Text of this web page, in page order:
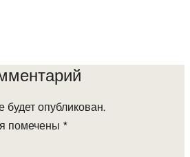
опубликован.
помечены *